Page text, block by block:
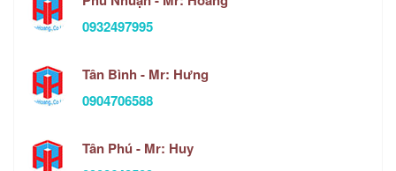
0932497995
Tân Bình - Mr: Hưng
0904706588
Tân Phú - Mr: Huy